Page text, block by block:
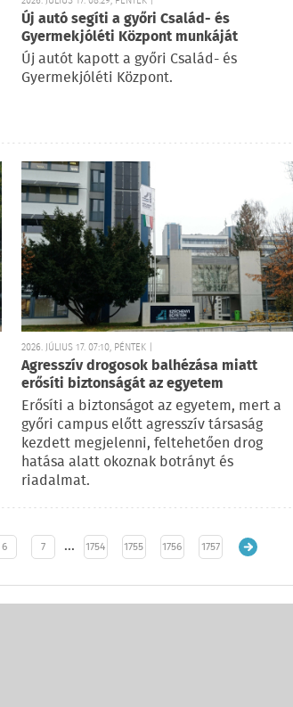
Új autó segíti a győri Család- és
Gyermekjóléti Központ munkáját
Új autót kapott a győri Család- és
Gyermekjóléti Központ.
2026. JÚLIUS 17. 07:10, PÉNTEK |
Agresszív drogosok balhézása miatt
erősíti biztonságát az egyetem
Erősíti a biztonságot az egyetem, mert a
győri campus előtt agresszív társaság
kezdett megjelenni, feltehetően drog
hatása alatt okoznak botrányt és
riadalmat.
6 7 … 1754 1755 1756 1757